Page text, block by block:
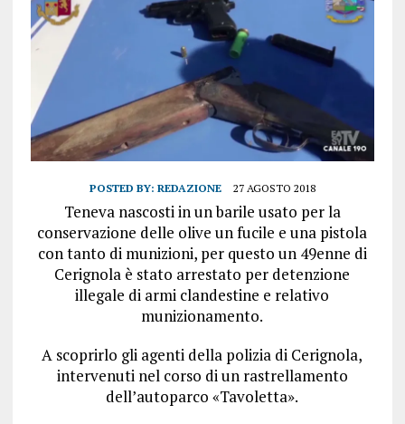
POSTED BY: REDAZIONE 27 AGOSTO 2018
Teneva nascosti in un barile usato per la
conservazione delle olive un fucile e una pistola
con tanto di munizioni, per questo un 49enne di
Cerignola è stato arrestato per detenzione
illegale di armi clandestine e relativo
munizionamento.
A scoprirlo gli agenti della polizia di Cerignola,
intervenuti nel corso di un rastrellamento
dell’autoparco «Tavoletta».